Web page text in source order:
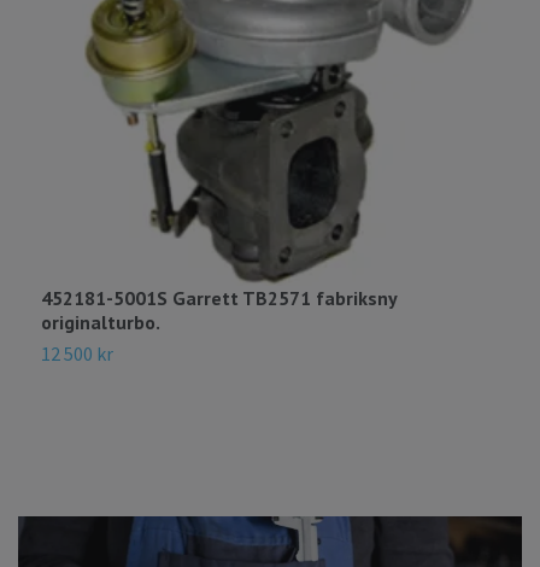
452181-5001S Garrett TB2571 fabriksny
originalturbo.
12 500 kr